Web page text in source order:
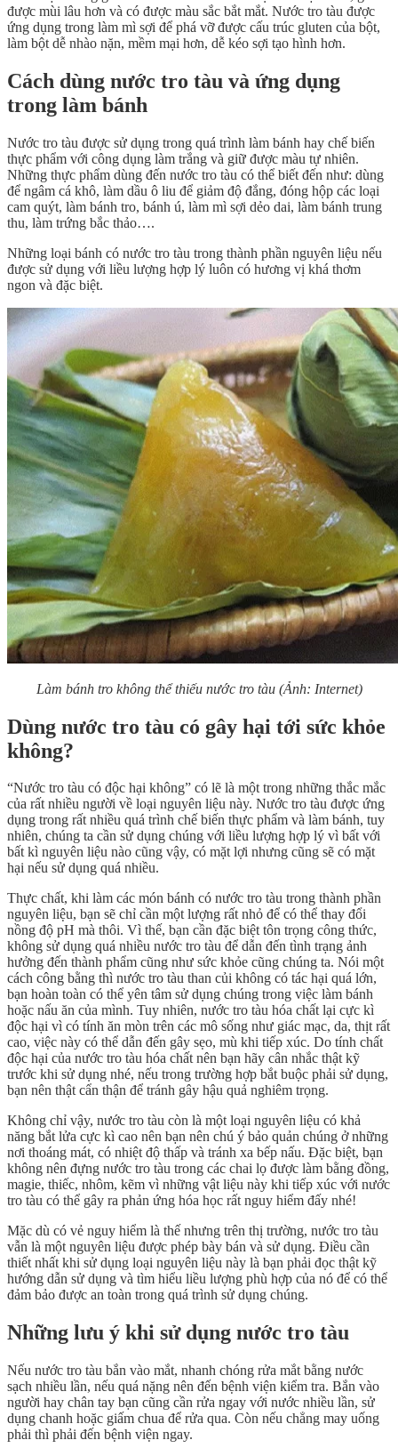
được mùi lâu hơn và có được màu sắc bắt mắt. Nước tro tàu được
ứng dụng trong làm mì sợi để phá vỡ được cấu trúc gluten của bột,
làm bột dễ nhào nặn, mềm mại hơn, dễ kéo sợi tạo hình hơn.
Cách dùng nước tro tàu và ứng dụng
trong làm bánh
Nước tro tàu được sử dụng trong quá trình làm bánh hay chế biến
thực phẩm với công dụng làm trắng và giữ được màu tự nhiên.
Những thực phẩm dùng đến nước tro tàu có thể biết đến như: dùng
để ngâm cá khô, làm dầu ô liu để giảm độ đắng, đóng hộp các loại
cam quýt, làm bánh tro, bánh ú, làm mì sợi dẻo dai, làm bánh trung
thu, làm trứng bắc thảo….
Những loại bánh có nước tro tàu trong thành phần nguyên liệu nếu
được sử dụng với liều lượng hợp lý luôn có hương vị khá thơm
ngon và đặc biệt.
Làm bánh tro không thể thiếu nước tro tàu (Ảnh: Internet)
Dùng nước tro tàu có gây hại tới sức khỏe
không?
“Nước tro tàu có độc hại không” có lẽ là một trong những thắc mắc
của rất nhiều người về loại nguyên liệu này. Nước tro tàu được ứng
dụng trong rất nhiều quá trình chế biến thực phẩm và làm bánh, tuy
nhiên, chúng ta cần sử dụng chúng với liều lượng hợp lý vì bất với
bất kì nguyên liệu nào cũng vậy, có mặt lợi nhưng cũng sẽ có mặt
hại nếu sử dụng quá nhiều.
Thực chất, khi làm các món bánh có nước tro tàu trong thành phần
nguyên liệu, bạn sẽ chỉ cần một lượng rất nhỏ để có thể thay đổi
nồng độ pH mà thôi. Vì thế, bạn cần đặc biệt tôn trọng công thức,
không sử dụng quá nhiều nước tro tàu để dẫn đến tình trạng ảnh
hưởng đến thành phẩm cũng như sức khỏe cũng chúng ta. Nói một
cách công bằng thì nước tro tàu than củi không có tác hại quá lớn,
bạn hoàn toàn có thể yên tâm sử dụng chúng trong việc làm bánh
hoặc nấu ăn của mình. Tuy nhiên, nước tro tàu hóa chất lại cực kì
độc hại vì có tính ăn mòn trên các mô sống như giác mạc, da, thịt rất
cao, việc này có thể dẫn đến gây sẹo, mù khi tiếp xúc. Do tính chất
độc hại của nước tro tàu hóa chất nên bạn hãy cân nhắc thật kỹ
trước khi sử dụng nhé, nếu trong trường hợp bắt buộc phải sử dụng,
bạn nên thật cẩn thận để tránh gây hậu quả nghiêm trọng.
Không chỉ vậy, nước tro tàu còn là một loại nguyên liệu có khả
năng bắt lửa cực kì cao nên bạn nên chú ý bảo quản chúng ở những
nơi thoáng mát, có nhiệt độ thấp và tránh xa bếp nấu. Đặc biệt, bạn
không nên đựng nước tro tàu trong các chai lọ được làm bằng đồng,
magie, thiếc, nhôm, kẽm vì những vật liệu này khi tiếp xúc với nước
tro tàu có thể gây ra phản ứng hóa học rất nguy hiểm đấy nhé!
Mặc dù có vẻ nguy hiểm là thế nhưng trên thị trường, nước tro tàu
vẫn là một nguyên liệu được phép bày bán và sử dụng. Điều cần
thiết nhất khi sử dụng loại nguyên liệu này là bạn phải đọc thật kỹ
hướng dẫn sử dụng và tìm hiểu liều lượng phù hợp của nó để có thể
đảm bảo được an toàn trong quá trình sử dụng chúng.
Những lưu ý khi sử dụng nước tro tàu
Nếu nước tro tàu bắn vào mắt, nhanh chóng rửa mắt bằng nước
sạch nhiều lần, nếu quá nặng nên đến bệnh viện kiểm tra. Bắn vào
người hay chân tay bạn cũng cần rửa ngay với nước nhiều lần, sử
dụng chanh hoặc giấm chua để rửa qua. Còn nếu chẳng may uống
phải thì phải đến bệnh viện ngay.